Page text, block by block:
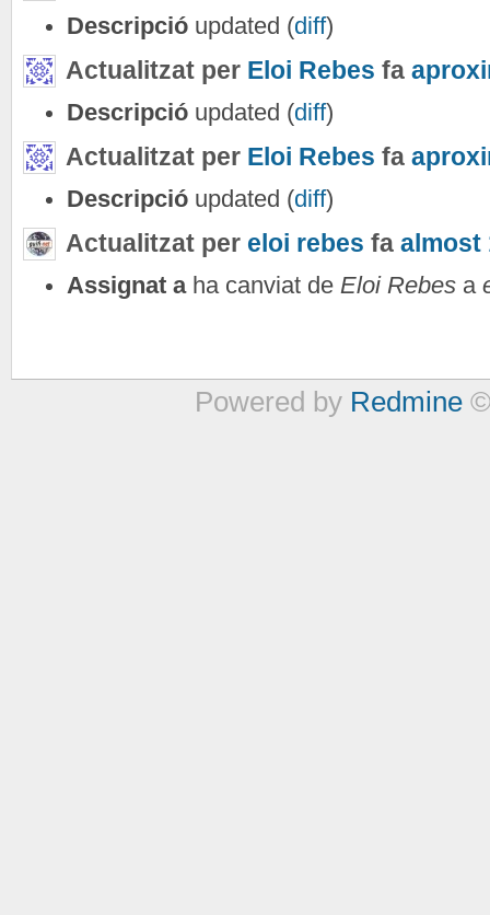
Descripció updated (diff)
Actualitzat per Eloi Rebes fa
Descripció updated (diff)
Actualitzat per Eloi Rebes fa
Descripció updated (diff)
Actualitzat per eloi rebes fa almost
Assignat aha canviat de Eloi Rebes a
Powered by Redmine